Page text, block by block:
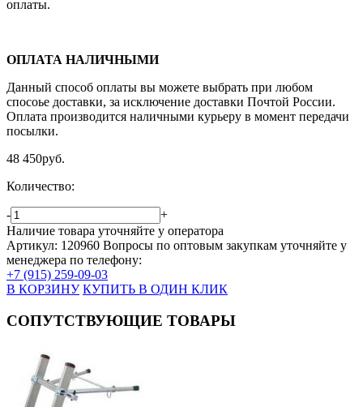
оплаты.
ОПЛАТА НАЛИЧНЫМИ
Данный способ оплаты вы можете выбрать при любом
спосоье доставки, за исключение доставки Почтой России.
Оплата производится наличными курьеру в момент передачи
посылки.
48 450руб.
Количество:
-
+
Наличие товара уточняйте у оператора
Артикул: 120960 Вопросы по оптовым закупкам уточняйте у
менеджера по телефону:
+7 (915) 259-09-03
В КОРЗИНУ КУПИТЬ В ОДИН КЛИК
СОПУТСТВУЮЩИЕ ТОВАРЫ